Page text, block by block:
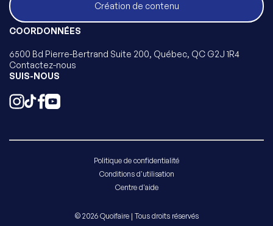
Création de contenu
COORDONNÉES
6500 Bd Pierre-Bertrand Suite 200, Québec, QC G2J 1R4
Contactez-nous
SUIS-NOUS
Politique de confidentialité
Conditions d'utilisation
Centre d'aide
© 2026 Quoifaire | Tous droits réservés